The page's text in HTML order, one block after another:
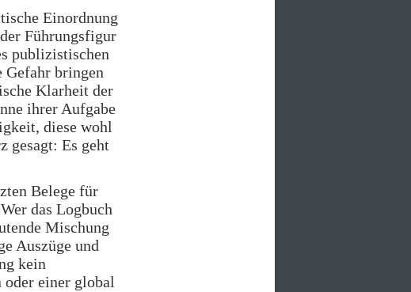
Einordnung
Führungsfigur
publizistischen
Gefahr bringen
Klarheit der
ihrer Aufgabe
diese wohl
gesagt: Es geht
Belege für
das Logbuch
Mischung
Auszüge und
kein
einer global